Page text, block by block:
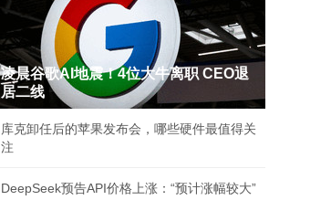
凌晨谷歌AI地震！4位大牛离职 CEO退
居二线
库克卸任后的苹果发布会，哪些硬件最值得关
注
DeepSeek预告API价格上涨：“预计涨幅较大”